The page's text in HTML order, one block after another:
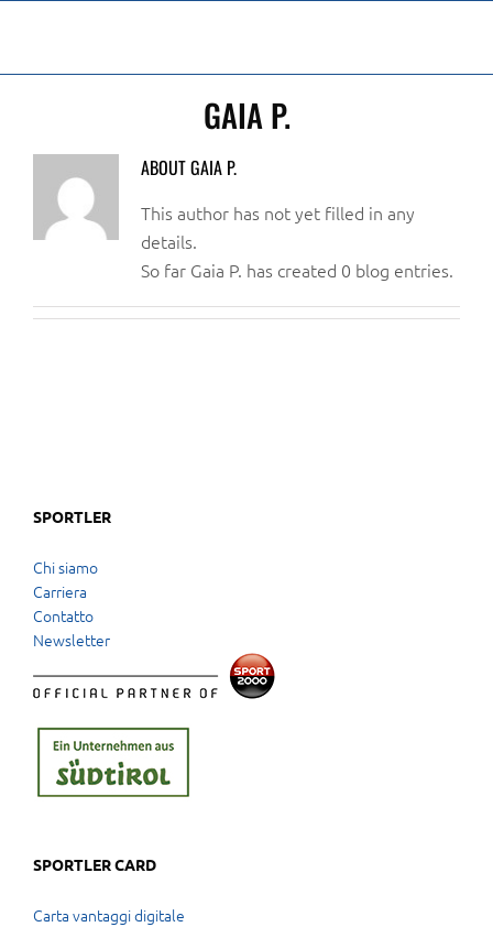
content
GAIA P.
ABOUTGAIA P.
This author has not yet filled in any
details.
So far Gaia P. has created 0 blog entries.
SPORTLER
Chi siamo
Carriera
Contatto
Newsletter
SPORTLER CARD
Carta vantaggi digitale